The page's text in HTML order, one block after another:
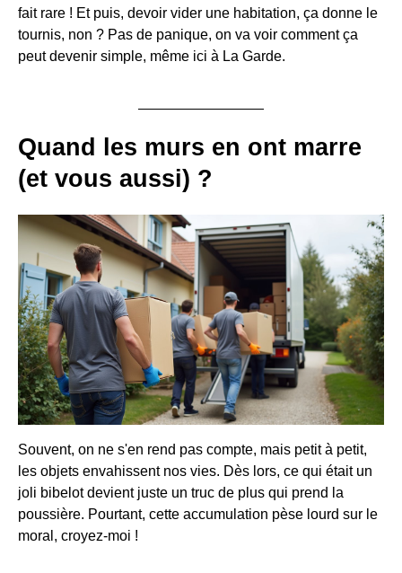
fait rare ! Et puis, devoir vider une habitation, ça donne le
tournis, non ? Pas de panique, on va voir comment ça
peut devenir simple, même ici à La Garde.
Quand les murs en ont marre
(et vous aussi) ?
Souvent, on ne s'en rend pas compte, mais petit à petit,
les objets envahissent nos vies. Dès lors, ce qui était un
joli bibelot devient juste un truc de plus qui prend la
poussière. Pourtant, cette accumulation pèse lourd sur le
moral, croyez-moi !